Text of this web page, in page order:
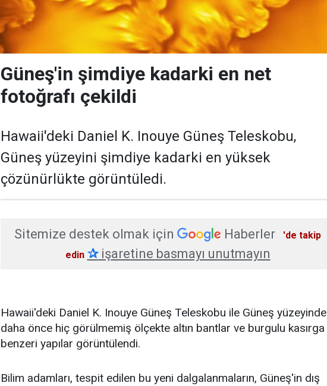
Güneş'in şimdiye kadarki en net
fotoğrafı çekildi
Hawaii'deki Daniel K. Inouye Güneş Teleskobu,
Güneş yüzeyini şimdiye kadarki en yüksek
çözünürlükte görüntüledi.
Sitemize destek olmak için Haberler
'de takip
edin ✰işaretine basmayı unutmayın
Hawaii'deki Daniel K. Inouye Güneş Teleskobu ile Güneş yüzeyinde
daha önce hiç görülmemiş ölçekte altın bantlar ve burgulu kasırga
benzeri yapılar görüntülendi.
Bilim adamları, tespit edilen bu yeni dalgalanmaların, Güneş'in dış